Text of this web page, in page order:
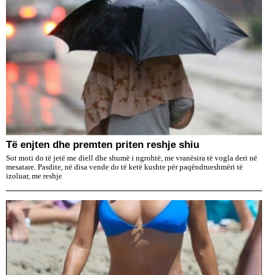
Të enjten dhe premten priten reshje shiu
Sot moti do të jetë me diell dhe shumë i ngrohtë, me vranësira të vogla deri në
mesatare. Pasdite, në disa vende do të ketë kushte për paqëndrueshmëri të
izoluar, me reshje